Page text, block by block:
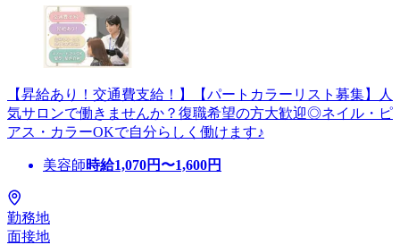
【昇給あり！交通費支給！】【パートカラーリスト募集】人
気サロンで働きませんか？復職希望の方大歓迎◎ネイル・ピ
アス・カラーOKで自分らしく働けます♪
美容師時給1,070円〜1,600円
勤務地
面接地